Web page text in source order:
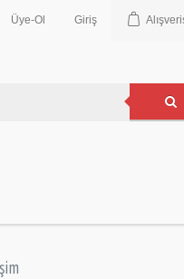
Üye-Ol Giriş